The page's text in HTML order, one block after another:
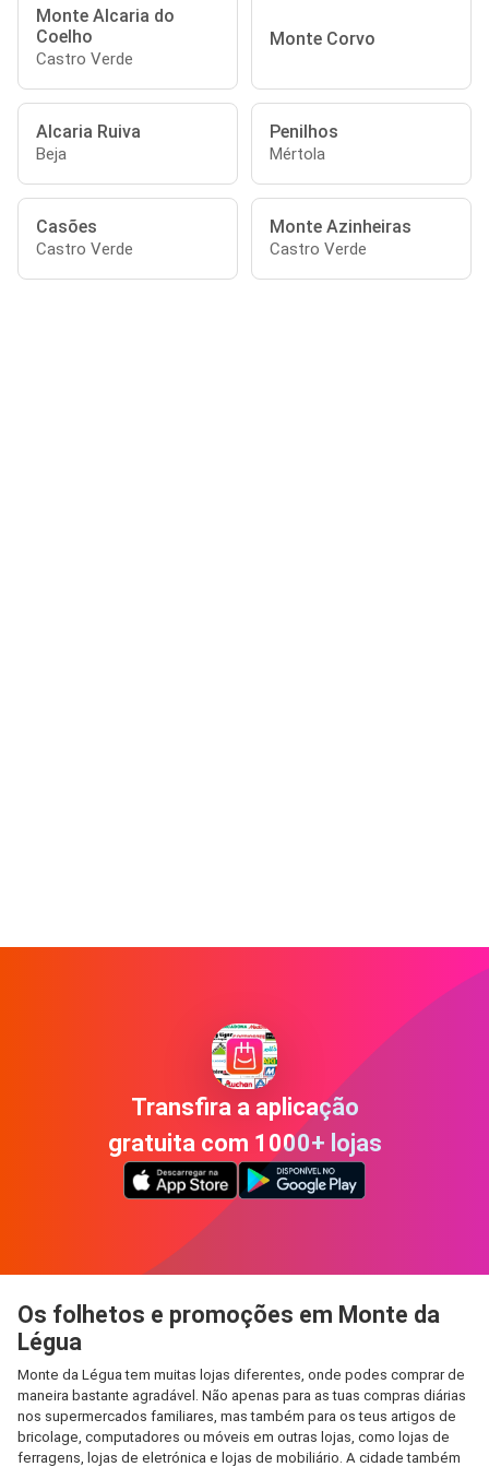
Monte Alcaria do
Coelho
Castro Verde
Monte Corvo
Alcaria Ruiva
Beja
Penilhos
Mértola
Casões
Castro Verde
Monte Azinheiras
Castro Verde
Transfira a aplicação
gratuita com 1000+ lojas
Os folhetos e promoções em Monte da
Légua
Monte da Légua tem muitas lojas diferentes, onde podes comprar de
maneira bastante agradável. Não apenas para as tuas compras diárias
nos supermercados familiares, mas também para os teus artigos de
bricolage, computadores ou móveis em outras lojas, como lojas de
ferragens, lojas de eletrónica e lojas de mobiliário. A cidade também